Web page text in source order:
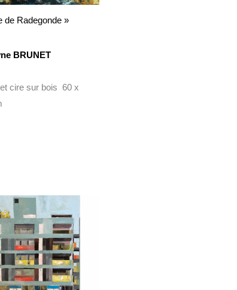
de Radegonde »
BRUNET
cire sur bois 60 x